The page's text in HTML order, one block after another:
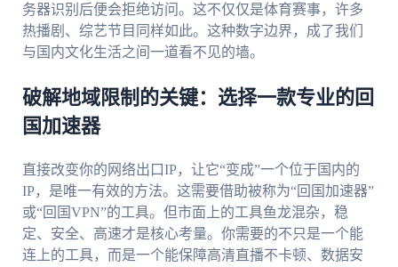
务器识别后便会拒绝访问。这不仅仅是体育赛事，许多
热播剧、综艺节目同样如此。这种数字边界，成了我们
与国内文化生活之间一道看不见的墙。
破解地域限制的关键：选择一款专业的回
国加速器
直接改变你的网络出口IP，让它“变成”一个位于国内的
IP，是唯一有效的方法。这需要借助被称为“回国加速器”
或“回国VPN”的工具。但市面上的工具鱼龙混杂，稳
定、安全、高速才是核心考量。你需要的不只是一个能
连上的工具，而是一个能保障高清直播不卡顿、数据安